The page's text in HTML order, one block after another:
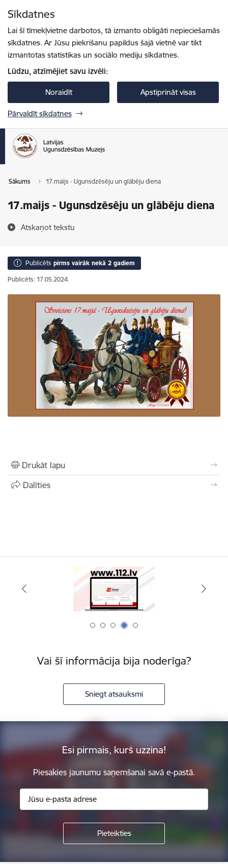
Sīkdatnes
Lai šī tīmekļvietne darbotos, tā izmanto obligāti nepieciešamās
sīkdatnes. Ar Jūsu piekrišanu papildus šajā vietnē var tikt
izmantotas statistikas un sociālo mediju sīkdatnes.
Lūdzu, atzīmējiet savu izvēli:
Noraidīt Apstiprināt visas
Pārvaldīt sīkdatnes
Sākums 17.maijs - Ugunsdzēsēju un glābēju diena
17.maijs - Ugunsdzēsēju un glābēju diena
Atskaņot tekstu
Publicēts pirms vairāk nekā 2 gadiem
Publicēts: 17.05.2024.
Drukāt lapu
Dalīties
Vai šī informācija bija noderīga?
Sniegt atsauksmi
Esi pirmais, kurš uzzina!
Piesakies jaunumu saņemšanai savā e-pastā.